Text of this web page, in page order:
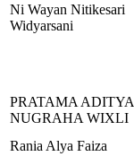
Ni Wayan Nitikesari
Widyarsani
PRATAMA ADITYA
NUGRAHA WIXLI
Rania Alya Faiza